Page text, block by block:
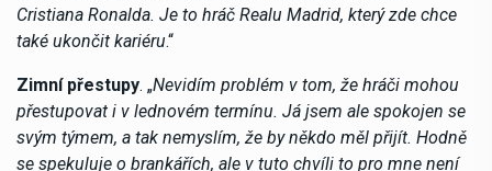
Cristiana Ronalda. Je to hráč Realu Madrid, který zde chce
také ukončit kariéru.“
Zimní přestupy. „Nevidím problém v tom, že hráči mohou
přestupovat i v lednovém termínu. Já jsem ale spokojen se
svým týmem, a tak nemyslím, že by někdo měl přijít. Hodně
se spekuluje o brankářích, ale v tuto chvíli to pro mne není